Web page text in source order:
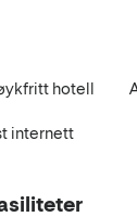
hotell
internett